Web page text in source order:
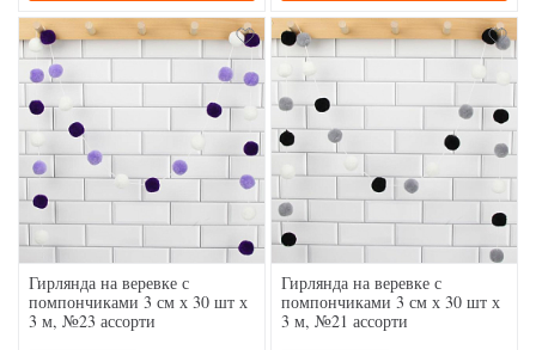
Гирлянда на веревке с
помпончиками 3 см х 30 шт х
3 м, №23 ассорти
Гирлянда на веревке с
помпончиками 3 см х 30 шт х
3 м, №21 ассорти